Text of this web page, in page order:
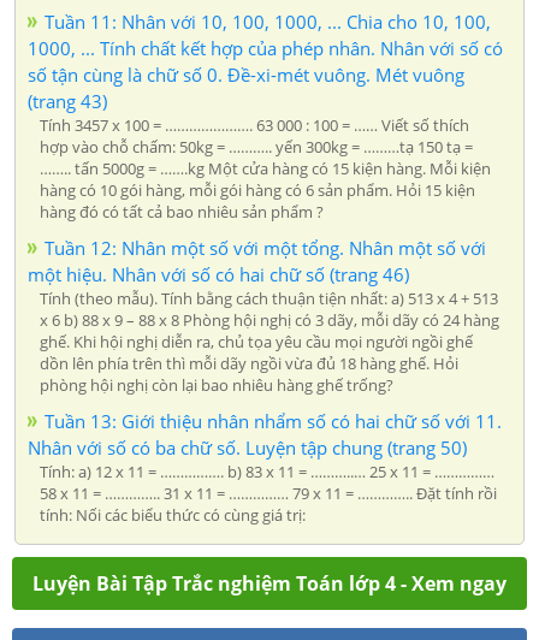
Tuần 11: Nhân với 10, 100, 1000, ... Chia cho 10, 100,
1000, ... Tính chất kết hợp của phép nhân. Nhân với số có
số tận cùng là chữ số 0. Đề-xi-mét vuông. Mét vuông
(trang 43)
Tính 3457 x 100 = …………………. 63 000 : 100 = …… Viết số thích
hợp vào chỗ chấm: 50kg = ……….. yến 300kg = ………tạ 150 tạ =
…….. tấn 5000g = …….kg Một cửa hàng có 15 kiện hàng. Mỗi kiện
hàng có 10 gói hàng, mỗi gói hàng có 6 sản phẩm. Hỏi 15 kiện
hàng đó có tất cả bao nhiêu sản phẩm ?
Tuần 12: Nhân một số với một tổng. Nhân một số với
một hiệu. Nhân với số có hai chữ số (trang 46)
Tính (theo mẫu). Tính bằng cách thuận tiện nhất: a) 513 x 4 + 513
x 6 b) 88 x 9 – 88 x 8 Phòng hội nghị có 3 dãy, mỗi dãy có 24 hàng
ghế. Khi hội nghị diễn ra, chủ tọa yêu cầu mọi người ngồi ghế
dồn lên phía trên thì mỗi dãy ngồi vừa đủ 18 hàng ghế. Hỏi
phòng hội nghị còn lại bao nhiêu hàng ghế trống?
Tuần 13: Giới thiệu nhân nhẩm số có hai chữ số với 11.
Nhân với số có ba chữ số. Luyện tập chung (trang 50)
Tính: a) 12 x 11 = ……………. b) 83 x 11 = ………..… 25 x 11 = ……………
58 x 11 = ………….. 31 x 11 = …………… 79 x 11 = ………….. Đặt tính rồi
tính: Nối các biểu thức có cùng giá trị:
Luyện Bài Tập Trắc nghiệm Toán lớp 4 - Xem ngay